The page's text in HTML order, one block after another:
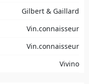
Gilbert & Gaillard
Vin.connaisseur
Vin.connaisseur
Vivino